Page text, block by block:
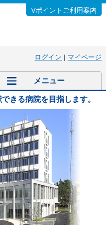
Vポイントご利用案内
ログイン | マイページ
メニュー
きる病院を目指します。